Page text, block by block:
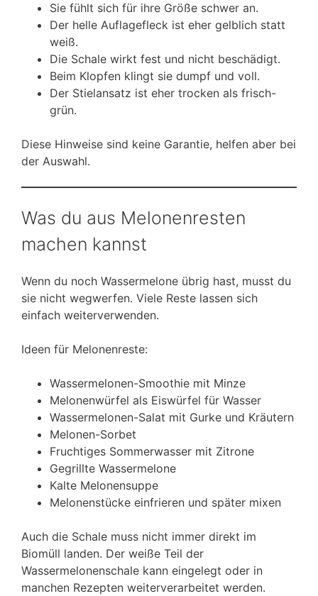
Sie fühlt sich für ihre Größe schwer an.
Der helle Auflagefleck ist eher gelblich statt
weiß.
Die Schale wirkt fest und nicht beschädigt.
Beim Klopfen klingt sie dumpf und voll.
Der Stielansatz ist eher trocken als frisch-
grün.
Diese Hinweise sind keine Garantie, helfen aber bei
der Auswahl.
Was du aus Melonenresten
machen kannst
Wenn du noch Wassermelone übrig hast, musst du
sie nicht wegwerfen. Viele Reste lassen sich
einfach weiterverwenden.
Ideen für Melonenreste:
Wassermelonen-Smoothie mit Minze
Melonenwürfel als Eiswürfel für Wasser
Wassermelonen-Salat mit Gurke und Kräutern
Melonen-Sorbet
Fruchtiges Sommerwasser mit Zitrone
Gegrillte Wassermelone
Kalte Melonensuppe
Melonenstücke einfrieren und später mixen
Auch die Schale muss nicht immer direkt im
Biomüll landen. Der weiße Teil der
Wassermelonenschale kann eingelegt oder in
manchen Rezepten weiterverarbeitet werden.